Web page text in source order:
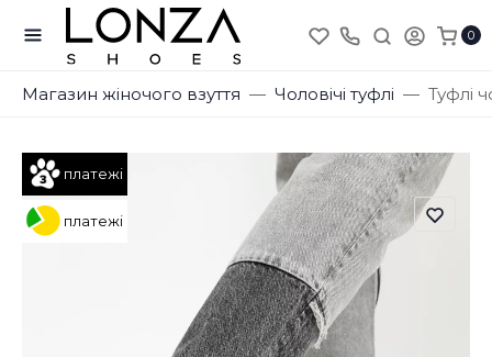
0
Магазин жіночого взуття Чоловічі туфлі Туфлі
платежі
платежі